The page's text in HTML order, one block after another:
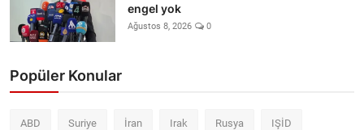
engel yok
Ağustos 8, 2026 0
Popüler Konular
ABD Suriye İran Irak Rusya IŞİD